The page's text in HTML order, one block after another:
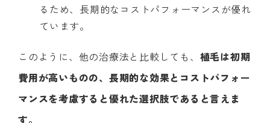
るため、長期的なコストパフォーマンスが優れ
ています。
このように、他の治療法と比較しても、 植毛は初期
費用が高いものの、長期的な効果とコストパフォー
マンスを考慮すると優れた選択肢であると言えま
す。